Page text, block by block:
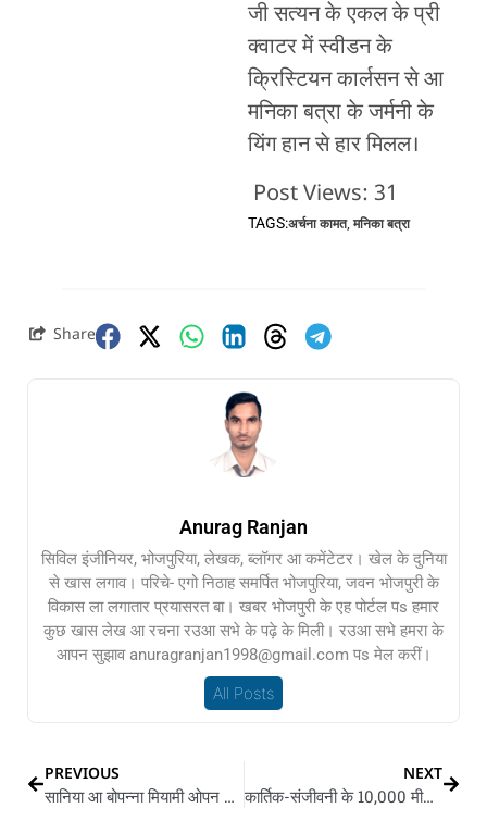
जी सत्यन के एकल के प्री
क्वाटर में स्वीडन के
क्रिस्टियन कार्लसन से आ
मनिका बत्रा के जर्मनी के
यिंग हान से हार मिलल।
Post Views: 31
TAGS:अर्चना कामत, मनिका बत्रा
Share
Anurag Ranjan
सिविल इंजीनियर, भोजपुरिया, लेखक, ब्लॉगर आ कमेंटेटर। खेल के दुनिया
से खास लगाव। परिचे- एगो निठाह समर्पित भोजपुरिया, जवन भोजपुरी के
विकास ला लगातार प्रयासरत बा। खबर भोजपुरी के एह पोर्टल पs हमार
कुछ खास लेख आ रचना रउआ सभे के पढ़े के मिली। रउआ सभे हमरा के
आपन सुझाव anuragranjan1998@gmail.com पs मेल करीं।
All Posts
PREVIOUS
सानिया आ बोपन्ना मियामी ओपन से बाहर
NEXT
कार्तिक-संजीवनी के 10,000 मीटर मे सोना(स्वर्ण पदक) पs कब्जा